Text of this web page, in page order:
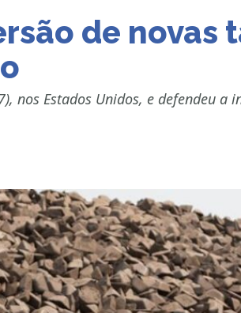
de novas
nos Estados Unidos, e defendeu a